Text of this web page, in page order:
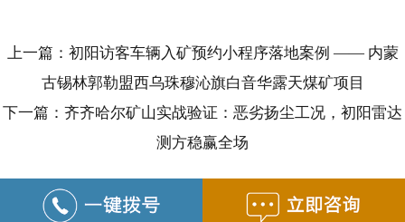
上一篇：初阳访客车辆入矿预约小程序落地案例 —— 内蒙
古锡林郭勒盟西乌珠穆沁旗白音华露天煤矿项目
下一篇：齐齐哈尔矿山实战验证：恶劣扬尘工况，初阳雷达
测方稳赢全场